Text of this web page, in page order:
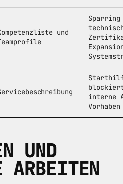
und
interne
Vorhaben
UND
ARBEITEN